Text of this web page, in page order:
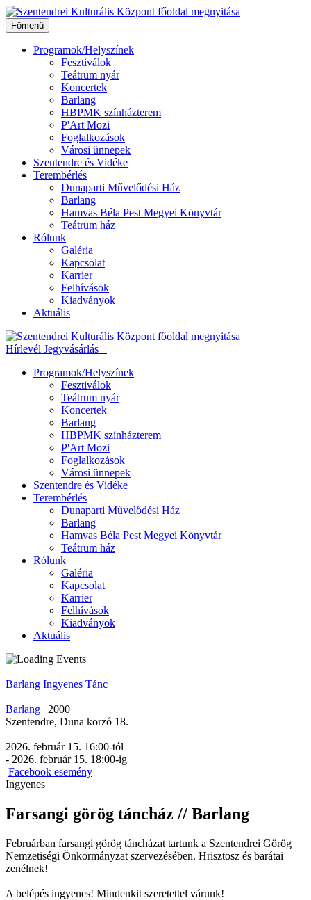
Ugrás
a
tartalomhoz
Főmenü
Programok/Helyszínek
Fesztiválok
Teátrum nyár
Koncertek
Barlang
HBPMK színházterem
P'Art Mozi
Foglalkozások
Városi ünnepek
Szentendre és Vidéke
Terembérlés
Dunaparti Művelődési Ház
Barlang
Hamvas Béla Pest Megyei Könyvtár
Teátrum ház
Rólunk
Galéria
Kapcsolat
Karrier
Felhívások
Kiadványok
Aktuális
Hírlevél Jegyvásárlás
Programok/Helyszínek
Fesztiválok
Teátrum nyár
Koncertek
Barlang
HBPMK színházterem
P'Art Mozi
Foglalkozások
Városi ünnepek
Szentendre és Vidéke
Terembérlés
Dunaparti Művelődési Ház
Barlang
Hamvas Béla Pest Megyei Könyvtár
Teátrum ház
Rólunk
Galéria
Kapcsolat
Karrier
Felhívások
Kiadványok
Aktuális
Barlang Ingyenes Tánc
Barlang | 2000
Szentendre, Duna korzó 18.
2026. február 15. 16:00-tól
- 2026. február 15. 18:00-ig
Facebook esemény
Ingyenes
Farsangi görög táncház // Barlang
Februárban farsangi görög táncházat tartunk a Szentendrei Görög
Nemzetiségi Önkormányzat szervezésében. Hrisztosz és barátai
zenélnek!
A belépés ingyenes! Mindenkit szeretettel várunk!